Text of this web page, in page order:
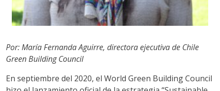
Por: María Fernanda Aguirre, directora ejecutiva de Chile
Green Building Council
En septiembre del 2020, el World Green Building Council